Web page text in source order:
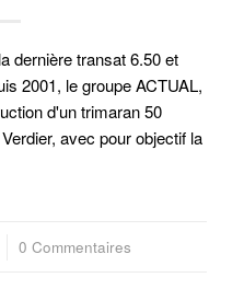
dernière transat 6.50 et
2001, le groupe ACTUAL,
d'un trimaran 50
avec pour objectif la
0 Commentaires